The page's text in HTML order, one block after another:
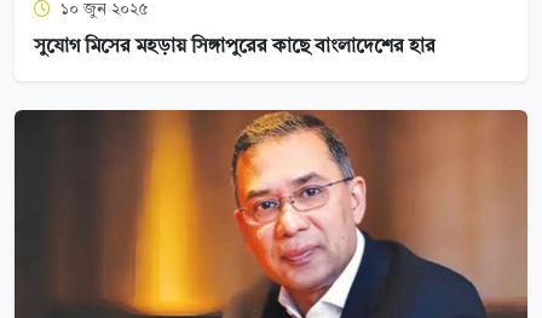
১০ জুন ২০২৫
সুযোগ মিসের মহড়ায় সিঙ্গাপুরের কাছে বাংলাদেশের হার